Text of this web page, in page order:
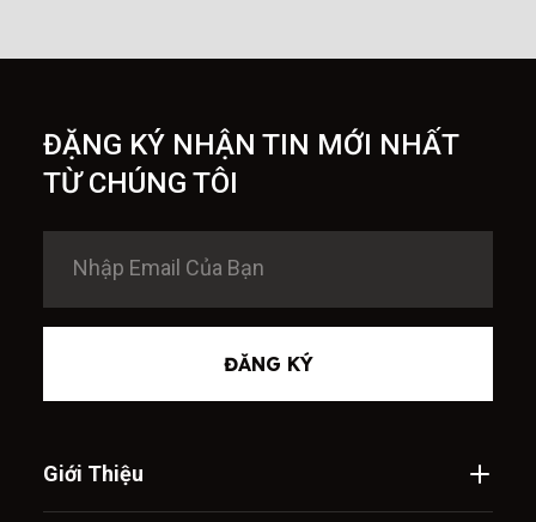
ĐẶNG KÝ NHẬN TIN MỚI NHẤT
TỪ CHÚNG TÔI
ĐĂNG KÝ
Giới Thiệu